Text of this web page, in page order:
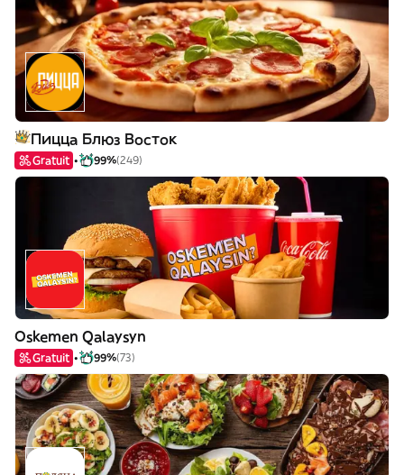
Пицца Блюз Восток
Gratuit 99%(249)
Oskemen Qalaysyn
Gratuit 99%(73)